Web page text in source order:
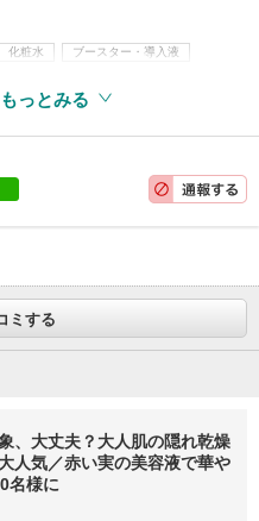
化粧水 ブースター・導入液
っとみる
ミする
、大丈夫？大人肌の隠れ乾燥
人気／赤い実の美容液で華や
名様に